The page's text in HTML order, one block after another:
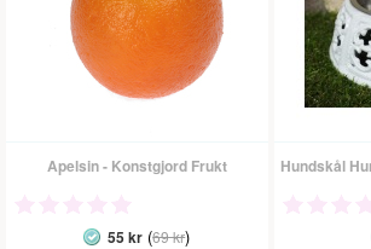
Apelsin - Konstgjord Frukt
55 kr (69 kr)